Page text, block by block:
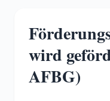
wird
AFBG)